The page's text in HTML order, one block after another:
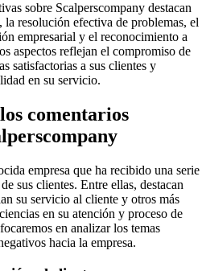
sobre Scalperscompany destacan
resolución efectiva de problemas, el
empresarial y el reconocimiento a
aspectos reflejan el compromiso de
satisfactorias a sus clientes y
en su servicio.
comentarios
empresa que ha recibido una serie
sus clientes. Entre ellas, destacan
su servicio al cliente y otros más
en su atención y proceso de
en analizar los temas
hacia la empresa.